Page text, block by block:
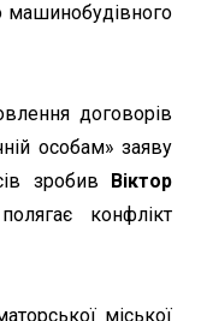
машинобудівного
договорів
особам» заяву
зробив
Віктор
конфлікт
міської